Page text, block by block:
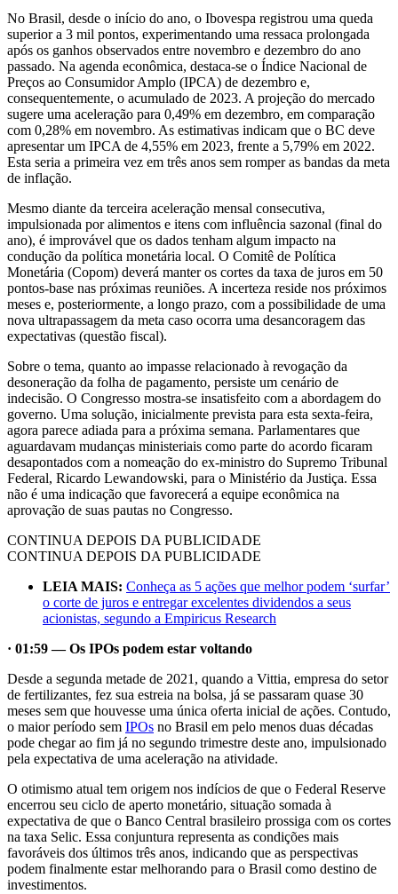
No Brasil, desde o início do ano, o Ibovespa registrou uma queda
superior a 3 mil pontos, experimentando uma ressaca prolongada
após os ganhos observados entre novembro e dezembro do ano
passado. Na agenda econômica, destaca-se o Índice Nacional de
Preços ao Consumidor Amplo (IPCA) de dezembro e,
consequentemente, o acumulado de 2023. A projeção do mercado
sugere uma aceleração para 0,49% em dezembro, em comparação
com 0,28% em novembro. As estimativas indicam que o BC deve
apresentar um IPCA de 4,55% em 2023, frente a 5,79% em 2022.
Esta seria a primeira vez em três anos sem romper as bandas da meta
de inflação.
Mesmo diante da terceira aceleração mensal consecutiva,
impulsionada por alimentos e itens com influência sazonal (final do
ano), é improvável que os dados tenham algum impacto na
condução da política monetária local. O Comitê de Política
Monetária (Copom) deverá manter os cortes da taxa de juros em 50
pontos-base nas próximas reuniões. A incerteza reside nos próximos
meses e, posteriormente, a longo prazo, com a possibilidade de uma
nova ultrapassagem da meta caso ocorra uma desancoragem das
expectativas (questão fiscal).
Sobre o tema, quanto ao impasse relacionado à revogação da
desoneração da folha de pagamento, persiste um cenário de
indecisão. O Congresso mostra-se insatisfeito com a abordagem do
governo. Uma solução, inicialmente prevista para esta sexta-feira,
agora parece adiada para a próxima semana. Parlamentares que
aguardavam mudanças ministeriais como parte do acordo ficaram
desapontados com a nomeação do ex-ministro do Supremo Tribunal
Federal, Ricardo Lewandowski, para o Ministério da Justiça. Essa
não é uma indicação que favorecerá a equipe econômica na
aprovação de suas pautas no Congresso.
CONTINUA DEPOIS DA PUBLICIDADE
CONTINUA DEPOIS DA PUBLICIDADE
LEIA MAIS: Conheça as 5 ações que melhor podem ‘surfar’
o corte de juros e entregar excelentes dividendos a seus
acionistas, segundo a Empiricus Research
· 01:59 — Os IPOs podem estar voltando
Desde a segunda metade de 2021, quando a Vittia, empresa do setor
de fertilizantes, fez sua estreia na bolsa, já se passaram quase 30
meses sem que houvesse uma única oferta inicial de ações. Contudo,
o maior período sem IPOs no Brasil em pelo menos duas décadas
pode chegar ao fim já no segundo trimestre deste ano, impulsionado
pela expectativa de uma aceleração na atividade.
O otimismo atual tem origem nos indícios de que o Federal Reserve
encerrou seu ciclo de aperto monetário, situação somada à
expectativa de que o Banco Central brasileiro prossiga com os cortes
na taxa Selic. Essa conjuntura representa as condições mais
favoráveis dos últimos três anos, indicando que as perspectivas
podem finalmente estar melhorando para o Brasil como destino de
investimentos.